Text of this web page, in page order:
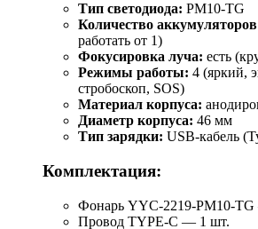
Тип светодиода: PM10-TG
Количество
работать от 1)
Фокусировка луча: есть
Режимы работы: 4 (яркий,
стробоскоп, SOS)
Материал корпуса:
Диаметр корпуса: 46 мм
Тип зарядки: USB-кабель
Комплектация:
Фонарь YYC-2219-PM10-
Провод TYPE-C — 1 шт.